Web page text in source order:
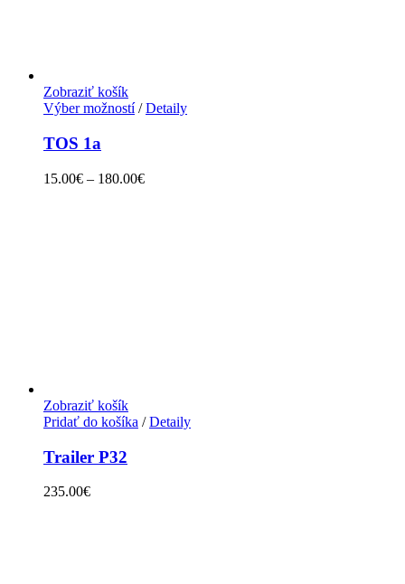
Zobraziť košík
Výber možností/ Detaily
TOS 1a
15.00€ – 180.00€
Zobraziť košík
Pridať do košíka / Detaily
Trailer P32
235.00€